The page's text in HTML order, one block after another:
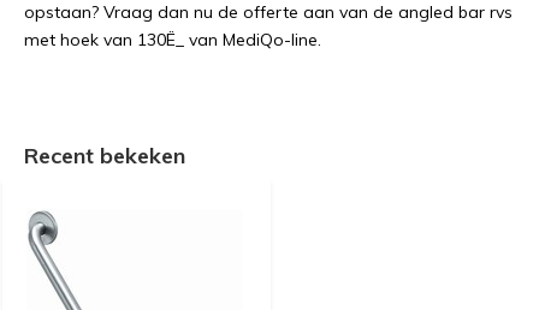
opstaan? Vraag dan nu de offerte aan van de angled bar rvs
met hoek van 130Ë_ van MediQo-line.
Recent bekeken